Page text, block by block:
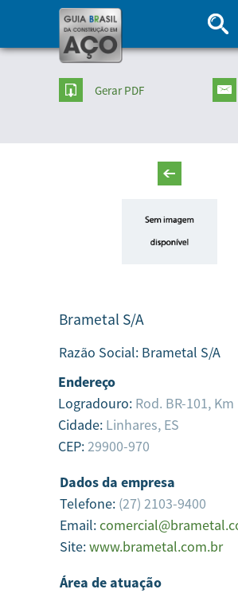
Gerar PDF
Brametal S/A
Razão Social: Brametal S/A
Endereço
Logradouro: Rod. BR-101, Km
Cidade: Linhares, ES
CEP:29900-970
Dados da empresa
Telefone: (27) 2103-9400
Email:
Site:www.brametal.com.br
Área de atuação